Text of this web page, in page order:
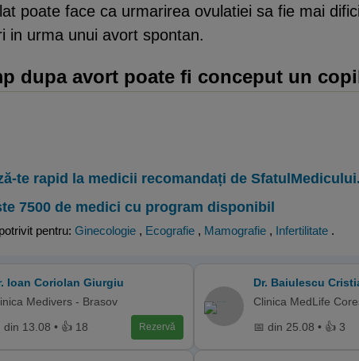
poate face ca urmarirea ovulatiei sa fie mai
in urma unui avort spontan.
dupa avort poate fi conceput un
te rapid la medicii recomandați de
7500 de medici cu program disponibil
pentru: Ginecologie , Ecografie , Mamografie , Infertilitate .
Ioan Coriolan Giurgiu
Medivers - Brasov
din 13.08 • 👍 18 Rezervă
Dr. Baiulescu
Clinica MedLife
📅 din 25.08 • 👍 3